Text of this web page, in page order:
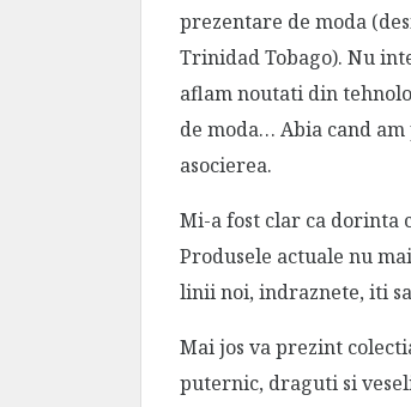
prezentare de moda
Trinidad Tobago). Nu
aflam noutati din
de moda… Abia cand
asocierea.
Mi-a fost clar ca dorinta
Produsele actuale nu
linii noi, indraznete, iti
Mai jos va prezint
puternic, draguti si